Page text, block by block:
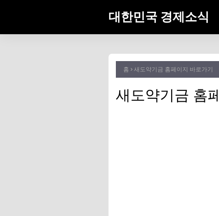
대한민국 경제소식
홈 새도약기금 홈페이지 바로가기
새도약기금 홈